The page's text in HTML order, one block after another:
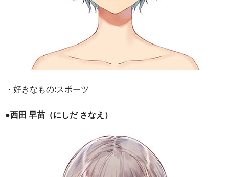
・好きなもの:スポーツ
●西田 早苗（にしだ さなえ）